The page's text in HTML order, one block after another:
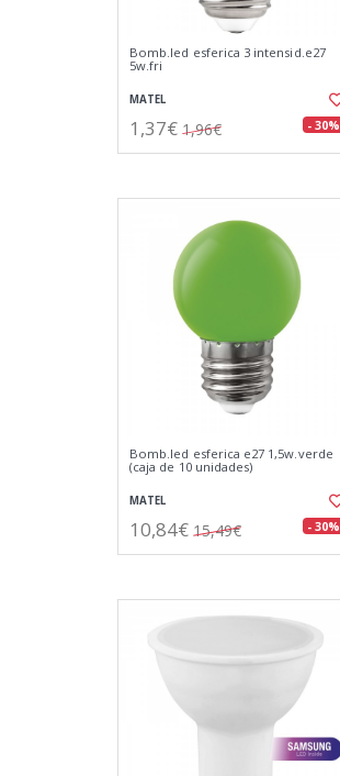
Bomb.led esferica 3 intensid.e27
5w.fri
MATEL
1,37€ 1,96€ - 30%
Bomb.led esferica e27 1,5w.verde
(caja de 10 unidades)
MATEL
10,84€ 15,49€ - 30%